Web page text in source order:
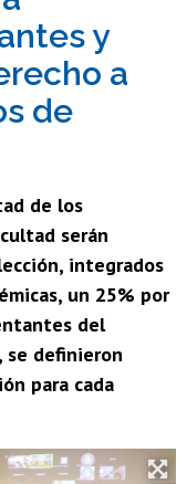
y
a
de
de los
serán
integrados
un 25% por
del
se definieron
para cada